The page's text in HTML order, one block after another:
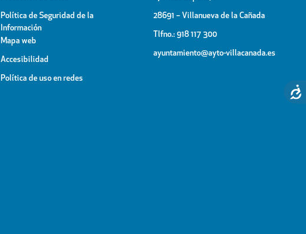
Política de Seguridad de la
Información
Mapa web
Accesibilidad
Política de uso en redes
28691 – Villanueva de la Cañada
Tlfno.: 918 117 300
ayuntamiento@ayto-villacanada.es